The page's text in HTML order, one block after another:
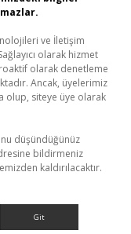
ve İletişim
olarak hizmet
olarak denetleme
Ancak, üyelerimiz
olup, siteye üye olarak
düşündüğünüz
bildirmeniz
kaldırılacaktır.